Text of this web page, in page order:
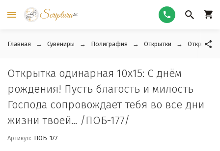
Главная Сувениры Полиграфия Открытки Открытки
Открытка одинарная 10x15: С днём
рождения! Пусть благость и милость
Господа сопровождает тебя во все дни
жизни твоей... /ПОБ-177/
Артикул: ПОБ-177